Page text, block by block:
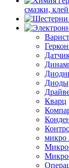
смазки,
Диоды
Кварц
микро